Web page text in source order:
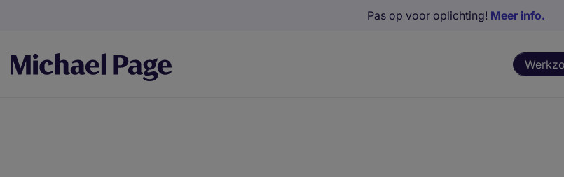
Pas op voor oplichting! Meer info.